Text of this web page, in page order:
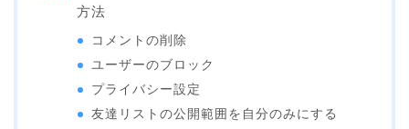
方法
コメントの削除
ユーザーのブロック
プライバシー設定
友達リストの公開範囲を自分のみにする